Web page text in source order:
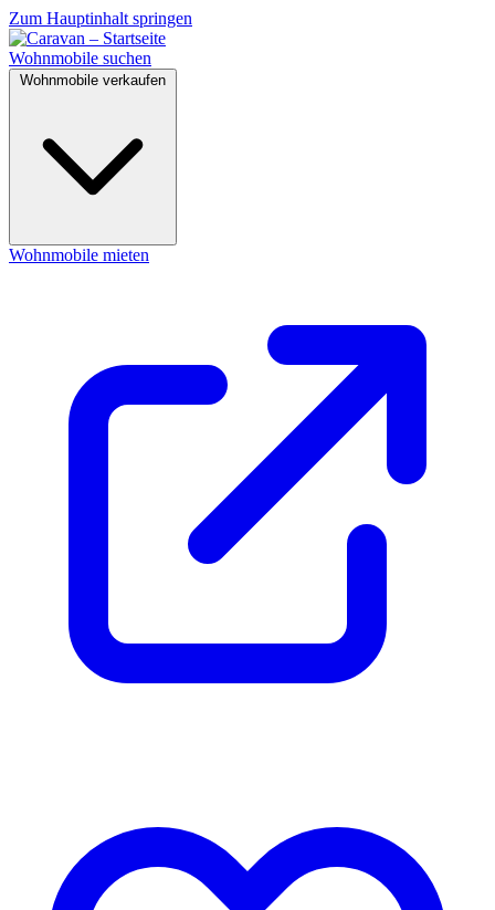
Zum Hauptinhalt springen
Wohnmobile suchen
Wohnmobile verkaufen
Wohnmobile mieten